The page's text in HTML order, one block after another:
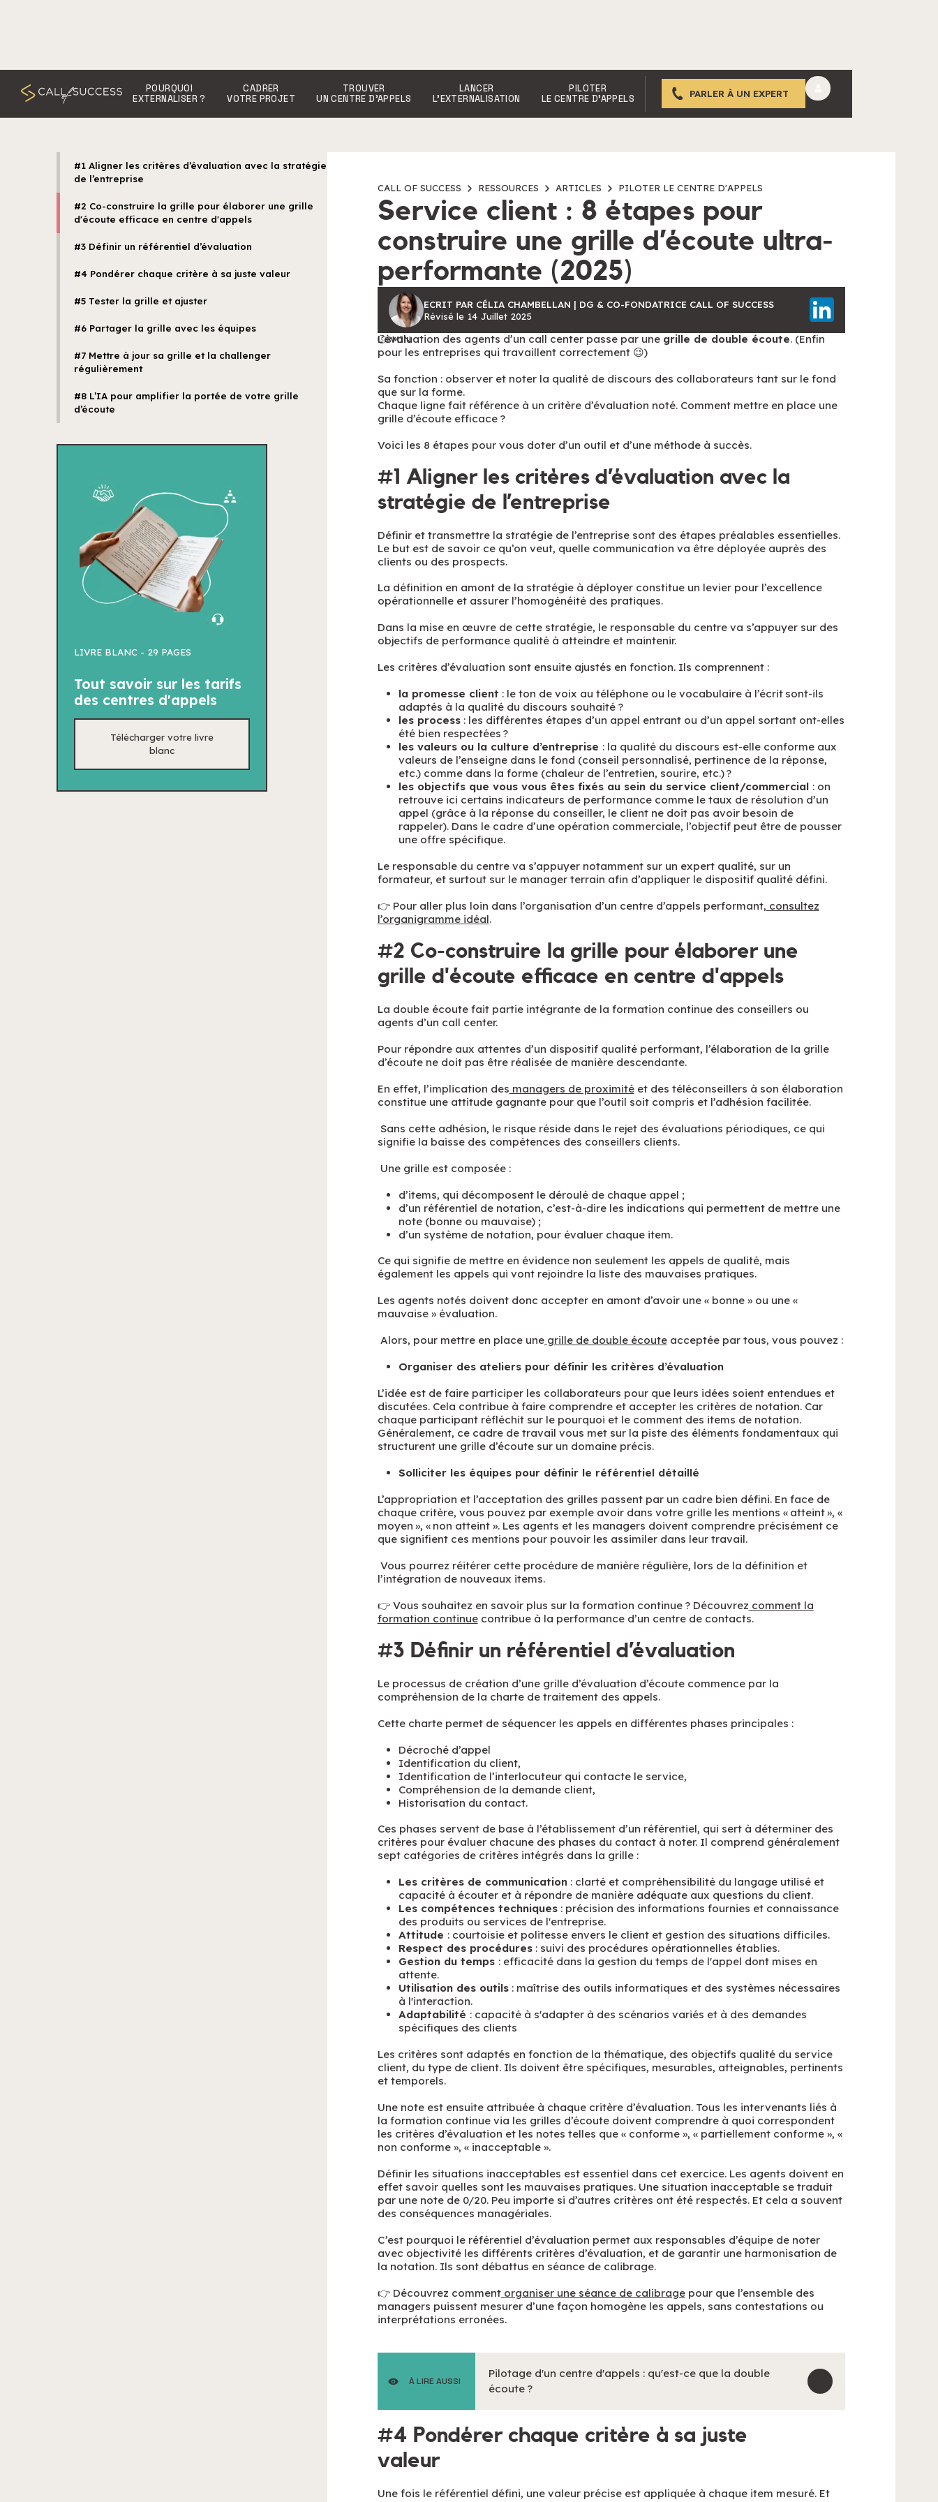
POURQUOI
EXTERNALISER ?
CADRER
VOTRE PROJET
TROUVER
UN CENTRE D’APPELS
LANCER
L’EXTERNALISATION
PILOTER
LE CENTRE D’APPELS
PARLER À UN EXPERT
#1 Aligner les critères d’évaluation avec la stratégie
de l’entreprise
#2 Co-construire la grille pour élaborer une grille
d'écoute efficace en centre d'appels
#3 Définir un référentiel d’évaluation
#4 Pondérer chaque critère à sa juste valeur
#5 Tester la grille et ajuster
#6 Partager la grille avec les équipes
#7 Mettre à jour sa grille et la challenger
régulièrement
#8 L’IA pour amplifier la portée de votre grille
d’écoute
LIVRE BLANC - 29 PAGES
Tout savoir sur les tarifs
des centres d'appels
Télécharger votre livre
blanc
CALL OF SUCCESS RESSOURCES ARTICLES PILOTER LE CENTRE D'APPELS
Service client : 8 étapes pour
construire une grille d’écoute ultra-
performante (2025)
ECRIT PAR CÉLIA CHAMBELLAN | DG & CO-FONDATRICE CALL OF SUCCESS
Révisé le 14 Juillet 2025
8MIN
L’évaluation des agents d’un call center passe par une grille de double écoute. (Enfin
pour les entreprises qui travaillent correctement 😉)
Sa fonction : observer et noter la qualité de discours des collaborateurs tant sur le fond
que sur la forme.
Chaque ligne fait référence à un critère d’évaluation noté. Comment mettre en place une
grille d’écoute efficace ?
Voici les 8 étapes pour vous doter d’un outil et d’une méthode à succès.
#1 Aligner les critères d’évaluation avec la
stratégie de l’entreprise
Définir et transmettre la stratégie de l’entreprise sont des étapes préalables essentielles.
Le but est de savoir ce qu’on veut, quelle communication va être déployée auprès des
clients ou des prospects.
La définition en amont de la stratégie à déployer constitue un levier pour l’excellence
opérationnelle et assurer l’homogénéité des pratiques.
Dans la mise en œuvre de cette stratégie, le responsable du centre va s’appuyer sur des
objectifs de performance qualité à atteindre et maintenir.
Les critères d’évaluation sont ensuite ajustés en fonction. Ils comprennent :
la promesse client : le ton de voix au téléphone ou le vocabulaire à l’écrit sont-ils
adaptés à la qualité du discours souhaité ?
les process: les différentes étapes d’un appel entrant ou d’un appel sortant ont-elles
été bien respectées ?
les valeurs ou la culture d’entreprise : la qualité du discours est-elle conforme aux
valeurs de l’enseigne dans le fond (conseil personnalisé, pertinence de la réponse,
etc.) comme dans la forme (chaleur de l’entretien, sourire, etc.) ?
les objectifs que vous vous êtes fixés au sein du service client/commercial : on
retrouve ici certains indicateurs de performance comme le taux de résolution d’un
appel (grâce à la réponse du conseiller, le client ne doit pas avoir besoin de
rappeler). Dans le cadre d’une opération commerciale, l’objectif peut être de pousser
une offre spécifique.
Le responsable du centre va s’appuyer notamment sur un expert qualité, sur un
formateur, et surtout sur le manager terrain afin d’appliquer le dispositif qualité défini.
👉 Pour aller plus loin dans l’organisation d’un centre d’appels performant, consultez
l’organigramme idéal.
#2 Co-construire la grille pour élaborer une
grille d'écoute efficace en centre d'appels
La double écoute fait partie intégrante de la formation continue des conseillers ou
agents d’un call center.
Pour répondre aux attentes d’un dispositif qualité performant, l’élaboration de la grille
d’écoute ne doit pas être réalisée de manière descendante.
En effet, l’implication des managers de proximitéet des téléconseillers à son élaboration
constitue une attitude gagnante pour que l’outil soit compris et l’adhésion facilitée.
Sans cette adhésion, le risque réside dans le rejet des évaluations périodiques, ce qui
signifie la baisse des compétences des conseillers clients.
Une grille est composée :
d’items, qui décomposent le déroulé de chaque appel ;
d’un référentiel de notation, c’est-à-dire les indications qui permettent de mettre une
note (bonne ou mauvaise) ;
d’un système de notation, pour évaluer chaque item.
Ce qui signifie de mettre en évidence non seulement les appels de qualité, mais
également les appels qui vont rejoindre la liste des mauvaises pratiques.
Les agents notés doivent donc accepter en amont d’avoir une « bonne » ou une «
mauvaise » évaluation.
Alors, pour mettre en place unegrille de double écouteacceptée par tous, vous pouvez :
Organiser des ateliers pour définir les critères d’évaluation
L’idée est de faire participer les collaborateurs pour que leurs idées soient entendues et
discutées. Cela contribue à faire comprendre et accepter les critères de notation. Car
chaque participant réfléchit sur le pourquoi et le comment des items de notation.
Généralement, ce cadre de travail vous met sur la piste des éléments fondamentaux qui
structurent une grille d’écoute sur un domaine précis.
Solliciter les équipes pour définir le référentiel détaillé
L’appropriation et l’acceptation des grilles passent par un cadre bien défini. En face de
chaque critère, vous pouvez par exemple avoir dans votre grille les mentions « atteint », «
moyen », « non atteint ». Les agents et les managers doivent comprendre précisément ce
que signifient ces mentions pour pouvoir les assimiler dans leur travail.
Vous pourrez réitérer cette procédure de manière régulière, lors de la définition et
l’intégration de nouveaux items.
👉 Vous souhaitez en savoir plus sur la formation continue ? Découvrez comment la
formation continuecontribue à la performance d’un centre de contacts.
#3 Définir un référentiel d’évaluation
Le processus de création d’une grille d’évaluation d’écoute commence par la
compréhension de la charte de traitement des appels.
Cette charte permet de séquencer les appels en différentes phases principales :
Décroché d’appel
Identification du client,
Identification de l’interlocuteur qui contacte le service,
Compréhension de la demande client,
Historisation du contact.
Ces phases servent de base à l’établissement d’un référentiel, qui sert à déterminer des
critères pour évaluer chacune des phases du contact à noter. Il comprend généralement
sept catégories de critères intégrés dans la grille :
Les critères de communication: clarté et compréhensibilité du langage utilisé et
capacité à écouter et à répondre de manière adéquate aux questions du client.
Les compétences techniques: précision des informations fournies et connaissance
des produits ou services de l'entreprise.
Attitude : courtoisie et politesse envers le client et gestion des situations difficiles.
Respect des procédures: suivi des procédures opérationnelles établies.
Gestion du temps : efficacité dans la gestion du temps de l'appel dont mises en
attente.
Utilisation des outils: maîtrise des outils informatiques et des systèmes nécessaires
à l'interaction.
Adaptabilité : capacité à s'adapter à des scénarios variés et à des demandes
spécifiques des clients
Les critères sont adaptés en fonction de la thématique, des objectifs qualité du service
client, du type de client. Ils doivent être spécifiques, mesurables, atteignables, pertinents
et temporels.
Une note est ensuite attribuée à chaque critère d’évaluation. Tous les intervenants liés à
la formation continue via les grilles d’écoute doivent comprendre à quoi correspondent
les critères d’évaluation et les notes telles que « conforme », « partiellement conforme », «
non conforme », « inacceptable ».
Définir les situations inacceptables est essentiel dans cet exercice. Les agents doivent en
effet savoir quelles sont les mauvaises pratiques. Une situation inacceptable se traduit
par une note de 0/20. Peu importe si d’autres critères ont été respectés. Et cela a souvent
des conséquences managériales.
C’est pourquoi le référentiel d’évaluation permet aux responsables d’équipe de noter
avec objectivité les différents critères d’évaluation, et de garantir une harmonisation de
la notation. Ils sont débattus en séance de calibrage.
👉 Découvrez commentorganiser une séance de calibragepour que l’ensemble des
managers puissent mesurer d’une façon homogène les appels, sans contestations ou
interprétations erronées.
À LIRE AUSSI
Pilotage d'un centre d'appels : qu'est-ce que la double
écoute ?
#4 Pondérer chaque critère à sa juste
valeur
Une fois le référentiel défini, une valeur précise est appliquée à chaque item mesuré. Et